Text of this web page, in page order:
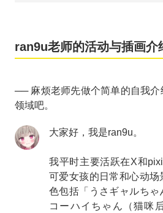
ran9u老师的活动与插画介
── 麻烦老师先做个简单的自我介
领域吧。
大家好，我是ran9u。
我平时主要活跃在X和
可爱女孩的日常和心动场
色包括「うさギャルち
コーハイちゃん（猫咪